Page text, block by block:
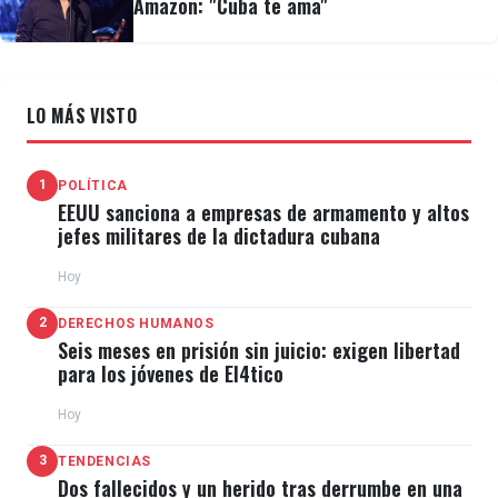
Mendozatambién se valió del mismo medio para
expresarse ante el fraude electoral en su país de
Otra miss de la nación sudamericana que se
una foto de ella en blanco y negro.
Amazon: "Cuba te ama"
LO MÁS VISTO
1 POLÍTICA
EEUU sanciona a empresas de armamento y altos
jefes militares de la dictadura cubana
Hoy
2 DERECHOS HUMANOS
Seis meses en prisión sin juicio: exigen libertad
para los jóvenes de El4tico
Hoy
3 TENDENCIAS
Dos fallecidos y un herido tras derrumbe en una